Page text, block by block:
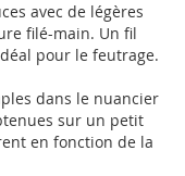
avec de légères
filé-main. Un fil
pour le feutrage.
dans le nuancier
sur un petit
en fonction de la